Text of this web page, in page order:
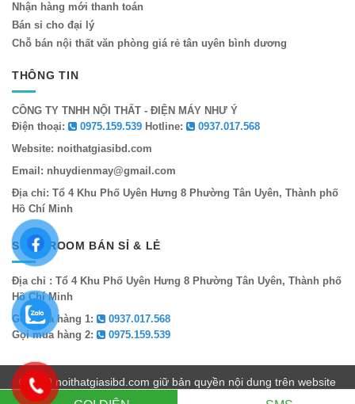
Nhận hàng mới thanh toán
Bán sỉ cho đại lý
Chỗ bán nội thất văn phòng giá rẻ tân uyên bình dương
THÔNG TIN
CÔNG TY TNHH NỘI THẤT - ĐIỆN MÁY NHƯ Ý
Điện thoại:
0975.159.539 Hotline:
0937.017.568
Website: noithatgiasibd.com
Email: nhuydienmay@gmail.com
Địa chỉ: Tổ 4 Khu Phố Uyên Hưng 8 Phường Tân Uyên, Thành phố
Hồ Chí Minh
SHOWROOM BÁN SỈ & LẺ
Địa chỉ : Tổ 4 Khu Phố Uyên Hưng 8 Phường Tân Uyên, Thành phố
Hồ Chí Minh
Gọi mua hàng 1:
0937.017.568
Gọi mua hàng 2:
0975.159.539
©2019 noithatgiasibd.com giữ bản quyền nội dung trên website
này.